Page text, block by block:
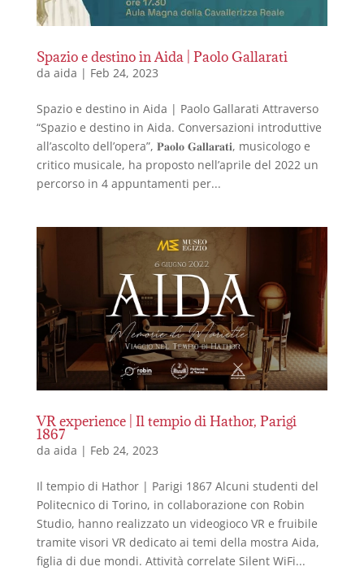
Spazio e destino in Aida | Paolo Gallarati
da aida | Feb 24, 2023
Spazio e destino in Aida | Paolo Gallarati Attraverso
“Spazio e destino in Aida. Conversazioni introduttive
all’ascolto dell’opera”, 𝐏𝐚𝐨𝐥𝐨 𝐆𝐚𝐥𝐥𝐚𝐫𝐚𝐭𝐢, musicologo e
critico musicale, ha proposto nell’aprile del 2022 un
percorso in 4 appuntamenti per...
VR experience | Il tempio di Hathor, Parigi
1867
da aida | Feb 24, 2023
Il tempio di Hathor | Parigi 1867 Alcuni studenti del
Politecnico di Torino, in collaborazione con Robin
Studio, hanno realizzato un videogioco VR e fruibile
tramite visori VR dedicato ai temi della mostra Aida,
figlia di due mondi. Attività correlate Silent WiFi...